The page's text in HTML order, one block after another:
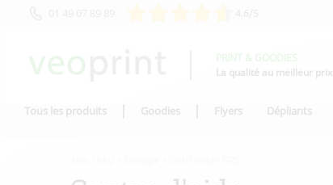
La qualité au meilleur prix
Tous les produits Goodies Flyers Dépliants